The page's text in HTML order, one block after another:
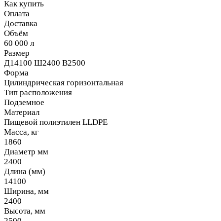
Как купить
Оплата
Доставка
Объём
60 000 л
Размер
Д14100 Ш2400 В2500
Форма
Цилиндрическая горизонтальная
Тип расположения
Подземное
Материал
Пищевой полиэтилен LLDPE
Масса, кг
1860
Диаметр мм
2400
Длина (мм)
14100
Ширина, мм
2400
Высота, мм